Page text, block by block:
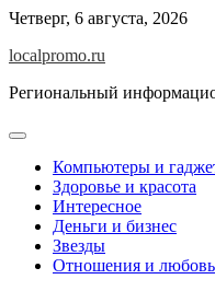
Перейти
содержимому
Четверг, 6 августа, 2026
localpromo.ru
Региональный
Компьютеры и
Здоровье и красота
Интересное
Деньги и бизнес
Звезды
Отношения и любовь